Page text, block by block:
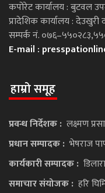
कपोरेट कार्यालय : बुटवल
प्रादेशिक कार्यालय : देउखुरी
सम्पर्क नं.
E-mail :
हाम्रो समूह
प्रवन्ध निर्देशक : लक्ष्मण
प्रधान सम्पादक : भेषराज
कार्यकारी सम्पादक :
समाचार संयोजक : हरि